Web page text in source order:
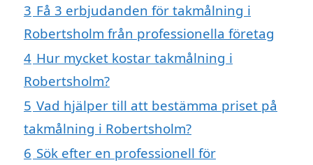
3 Få 3 erbjudanden för takmålning i
Robertsholm från professionella företag
4 Hur mycket kostar takmålning i
Robertsholm?
5 Vad hjälper till att bestämma priset på
takmålning i Robertsholm?
6 Sök efter en professionell för